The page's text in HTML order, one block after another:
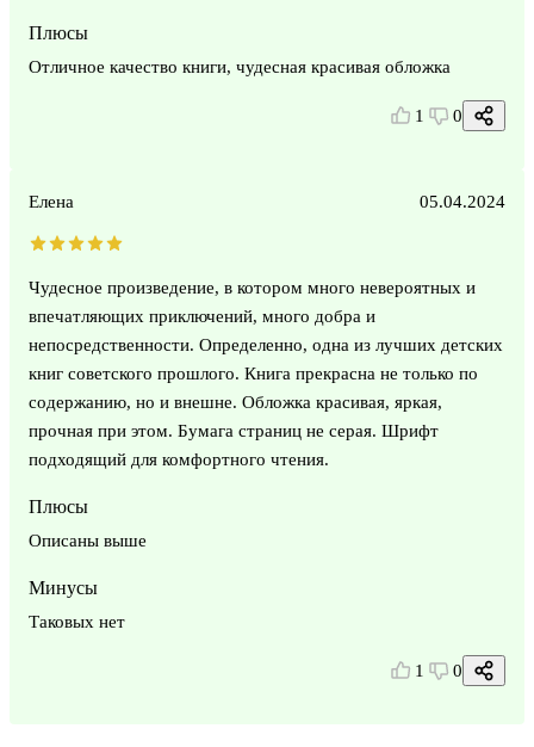
Плюсы
Отличное качество книги, чудесная красивая обложка
1 0
Елена 05.04.2024
Чудесное произведение, в котором много невероятных и
впечатляющих приключений, много добра и
непосредственности. Определенно, одна из лучших детских
книг советского прошлого. Книга прекрасна не только по
содержанию, но и внешне. Обложка красивая, яркая,
прочная при этом. Бумага страниц не серая. Шрифт
подходящий для комфортного чтения.
Плюсы
Описаны выше
Минусы
Таковых нет
1 0